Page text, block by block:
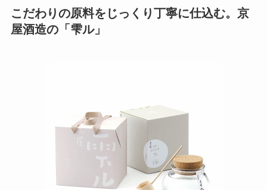
こだわりの原料をじっくり丁寧に仕込む。京
屋酒造の「雫ル」